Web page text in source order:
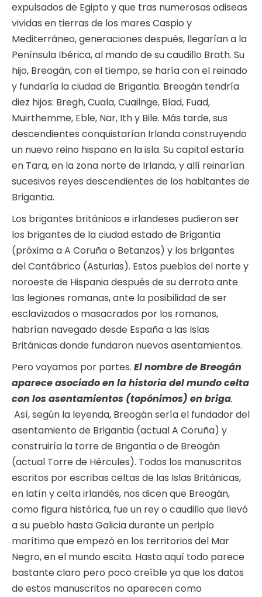
expulsados de Egipto y que tras numerosas odiseas
vividas en tierras de los mares Caspio y
Mediterráneo, generaciones después, llegarían a la
Península Ibérica, al mando de su caudillo Brath. Su
hijo, Breogán, con el tiempo, se haría con el reinado
y fundaría la ciudad de Brigantia. Breogán tendría
diez hijos: Bregh, Cuala, Cuailnge, Blad, Fuad,
Muirthemme, Eble, Nar, Ith y Bile. Más tarde, sus
descendientes conquistarían Irlanda construyendo
un nuevo reino hispano en la isla. Su capital estaría
en Tara, en la zona norte de Irlanda, y allí reinarían
sucesivos reyes descendientes de los habitantes de
Brigantia.
Los brigantes británicos e irlandeses pudieron ser
los brigantes de la ciudad estado de Brigantia
(próxima a A Coruña o Betanzos) y los brigantes
del Cantábrico (Asturias). Estos pueblos del norte y
noroeste de Hispania después de su derrota ante
las legiones romanas, ante la posibilidad de ser
esclavizados o masacrados por los romanos,
habrían navegado desde España a las Islas
Británicas donde fundaron nuevos asentamientos.
Pero vayamos por partes. El nombre de Breogán
aparece asociado en la historia del mundo celta
con los asentamientos (topónimos) en briga.
Así, según la leyenda, Breogán sería el fundador del
asentamiento de Brigantia (actual A Coruña) y
construiría la torre de Brigantia o de Breogán
(actual Torre de Hércules). Todos los manuscritos
escritos por escribas celtas de las Islas Británicas,
en latín y celta irlandés, nos dicen que Breogán,
como figura histórica, fue un rey o caudillo que llevó
a su pueblo hasta Galicia durante un periplo
marítimo que empezó en los territorios del Mar
Negro, en el mundo escita. Hasta aquí todo parece
bastante claro pero poco creíble ya que los datos
de estos manuscritos no aparecen como